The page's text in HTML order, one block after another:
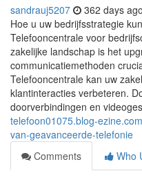
sandrauj5207 362 days ago
Hoe u uw bedrijfsstrategie
Telefooncentrale voor
zakelijke landschap is het
communicatiemethoden
Telefooncentrale kan uw
klantinteracties verbeteren.
doorverbindingen en
telefoon01075.blog-
van-geavanceerde-telefonie
Comments
Who